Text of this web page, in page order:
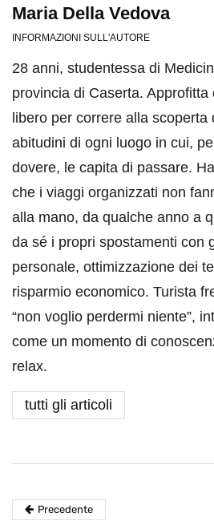
Maria Della Vedova
INFORMAZIONI SULL'AUTORE
28 anni, studentessa di
provincia di Caserta.
libero per correre alla scoperta
abitudini di ogni luogo in cui,
dovere, le capita di passare.
che i viaggi organizzati non
alla mano, da qualche anno a
da sé i propri spostamenti con
personale, ottimizzazione dei
risparmio economico. Turista
“non voglio perdermi niente”,
come un momento di
relax.
tutti gli articoli
Precedente